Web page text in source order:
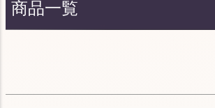
商品一覧
レビュー順